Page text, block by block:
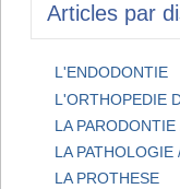
Articles par
L'ENDODONTIE
L'ORTHOPEDIE
LA
LA
LA PROTHESE